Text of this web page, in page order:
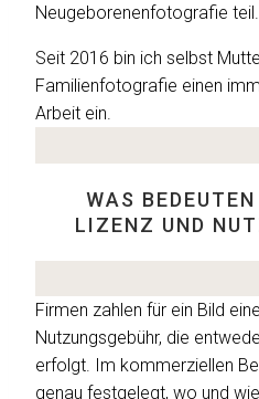
Neugeborenenfotografie teil.
Seit 2016 bin ich selbst
Familienfotografie einen
Arbeit ein.
WAS
LIZENZ UND
Firmen zahlen für ein Bild
Nutzungsgebühr, die
erfolgt. Im kommerziellen
genau festgelegt, wo und